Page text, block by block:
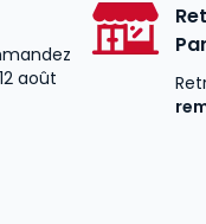
août